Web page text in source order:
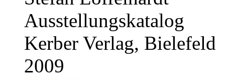
Ausstellungskatalog
Kerber Verlag, Bielefeld
2009